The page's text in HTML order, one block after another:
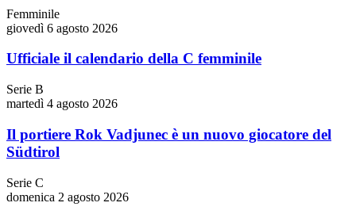
Femminile
giovedì 6 agosto 2026
Ufficiale il calendario della C femminile
Serie B
martedì 4 agosto 2026
Il portiere Rok Vadjunec è un nuovo giocatore del
Südtirol
Serie C
domenica 2 agosto 2026